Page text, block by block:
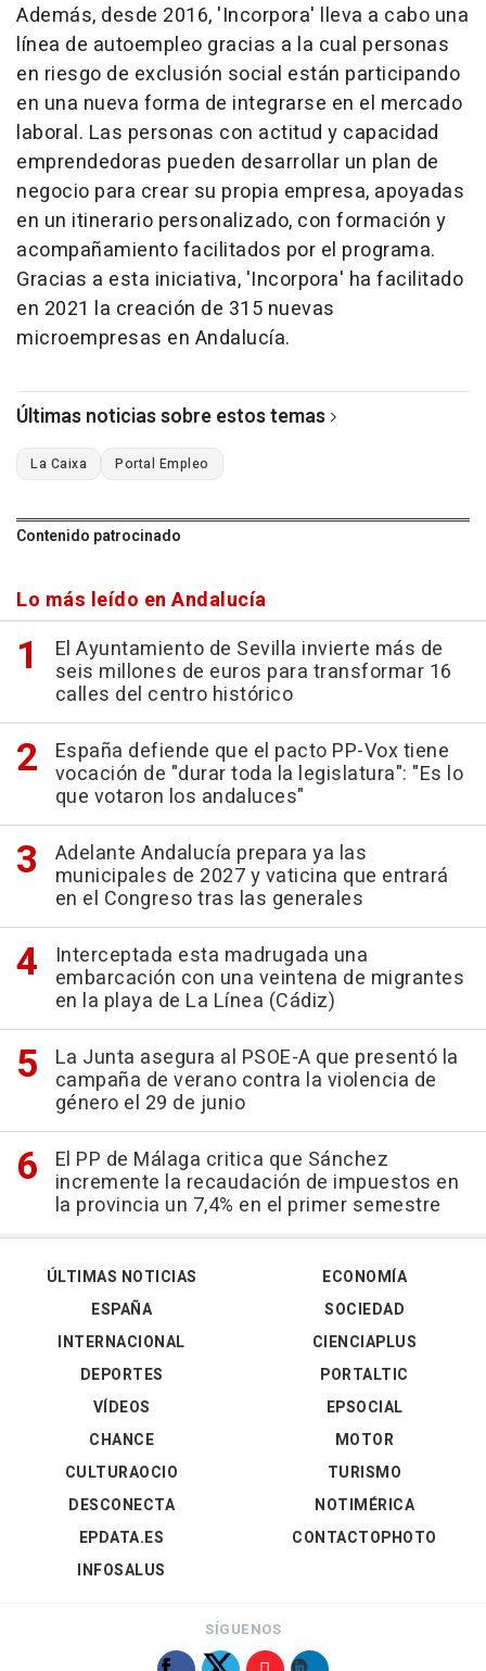
Además, desde 2016, 'Incorpora' lleva a cabo una
línea de autoempleo gracias a la cual personas
en riesgo de exclusión social están participando
en una nueva forma de integrarse en el mercado
laboral. Las personas con actitud y capacidad
emprendedoras pueden desarrollar un plan de
negocio para crear su propia empresa, apoyadas
en un itinerario personalizado, con formación y
acompañamiento facilitados por el programa.
Gracias a esta iniciativa, 'Incorpora' ha facilitado
en 2021 la creación de 315 nuevas
microempresas en Andalucía.
Últimas noticias sobre estos temas
La Caixa Portal Empleo
Contenido patrocinado
Lo más leído en Andalucía
El Ayuntamiento de Sevilla invierte más de
seis millones de euros para transformar 16
calles del centro histórico
España defiende que el pacto PP-Vox tiene
vocación de "durar toda la legislatura": "Es lo
que votaron los andaluces"
Adelante Andalucía prepara ya las
municipales de 2027 y vaticina que entrará
en el Congreso tras las generales
Interceptada esta madrugada una
embarcación con una veintena de migrantes
en la playa de La Línea (Cádiz)
La Junta asegura al PSOE-A que presentó la
campaña de verano contra la violencia de
género el 29 de junio
El PP de Málaga critica que Sánchez
incremente la recaudación de impuestos en
la provincia un 7,4% en el primer semestre
ÚLTIMAS NOTICIAS
ESPAÑA
INTERNACIONAL
DEPORTES
VÍDEOS
ECONOMÍA
SOCIEDAD
CIENCIAPLUS
PORTALTIC
EPSOCIAL
CHANCE
CULTURAOCIO
DESCONECTA
EPDATA.ES
INFOSALUS
MOTOR
TURISMO
NOTIMÉRICA
CONTACTOPHOTO
SÍGUENOS